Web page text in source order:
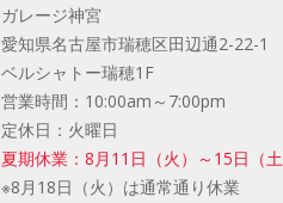
ガレージ神宮
愛知県名古屋市瑞穂区田辺通2-22-1
ベルシャトー瑞穂1F
営業時間：10:00am～7:00pm
定休日：火曜日
夏期休業：8月11日（火）～15日（
※8月18日（火）は通常通り休業